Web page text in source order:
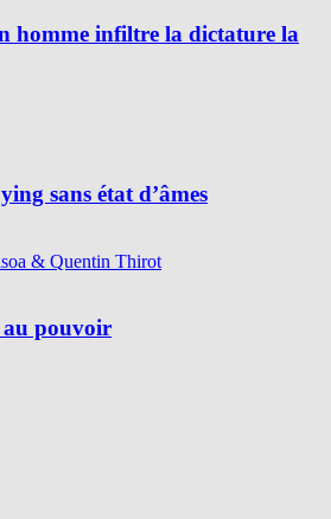
homme infiltre la dictature la
sans état d’âmes
& Quentin Thirot
au pouvoir